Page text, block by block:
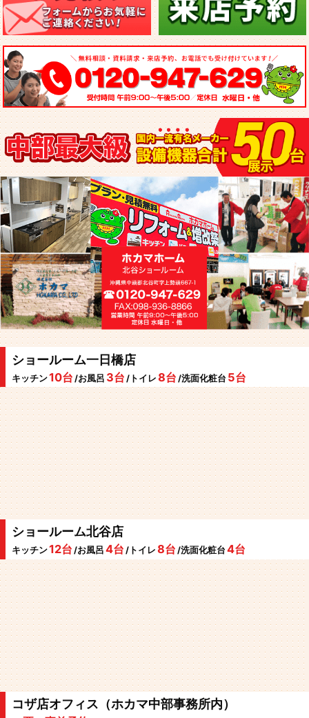
ショールーム一日橋店
キッチン10台 /お風呂 3台 /トイレ 8台 /洗面化粧台 5台
ショールーム北谷店
キッチン12台 /お風呂 4台 /トイレ 8台 /洗面化粧台 4台
コザ店オフィス（ホカマ中部事務所内）